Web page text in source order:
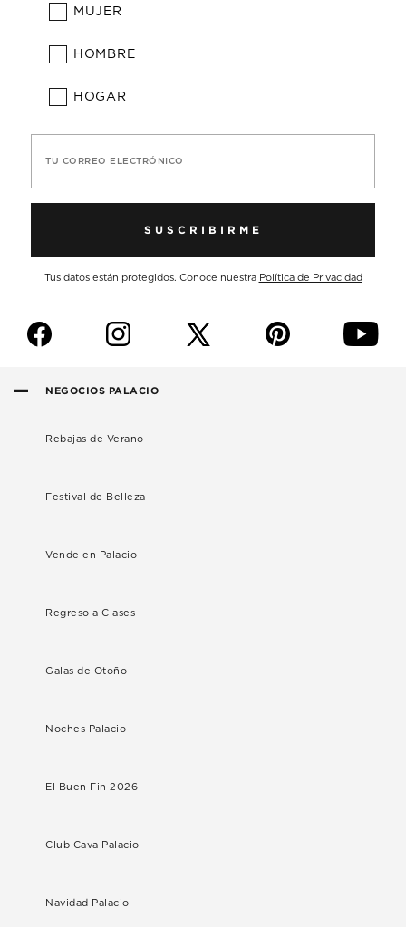
MUJER
HOMBRE
HOGAR
TU CORREO ELECTRÓNICO
SUSCRIBIRME
Tus datos están protegidos. Conoce nuestra Política de Privacidad
f i p y
NEGOCIOS PALACIO
Rebajas de Verano
Festival de Belleza
Vende en Palacio
Regreso a Clases
Galas de Otoño
Noches Palacio
El Buen Fin 2026
Club Cava Palacio
Navidad Palacio